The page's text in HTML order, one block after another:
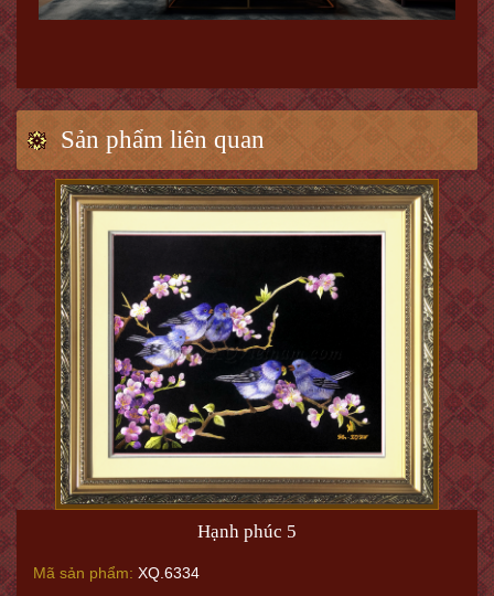
Sản phẩm liên quan
Hạnh phúc 5
Mã sản phẩm: XQ.6334